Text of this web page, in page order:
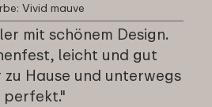
Vivid mauve
mit schönem Design.
leicht und gut
Hause und unterwegs
perfekt."